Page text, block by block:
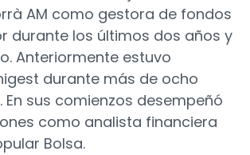
AM como gestora de fondos
durante los últimos dos años y
Anteriormente estuvo
durante más de ocho
En sus comienzos desempeñó
como analista financiera
Bolsa.